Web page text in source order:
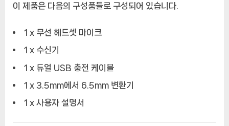
이 제품은 다음의 구성품들로 구성되어 있습니다.
1 x 무선 헤드셋 마이크
1 x 수신기
1 x 듀얼 USB 충전 케이블
1 x 3.5mm에서 6.5mm 변환기
1 x 사용자 설명서